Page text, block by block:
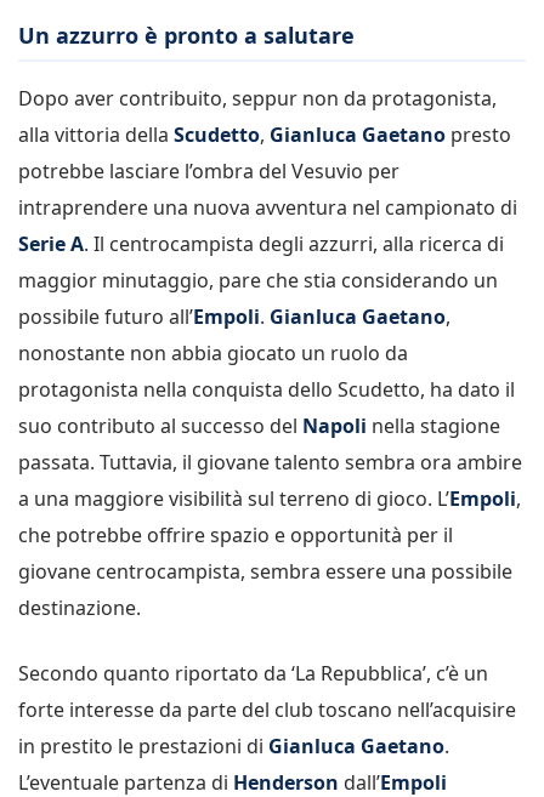
Un azzurro è pronto a salutare
Dopo aver contribuito, seppur non da protagonista,
alla vittoria della Scudetto, Gianluca Gaetano presto
potrebbe lasciare l’ombra del Vesuvio per
intraprendere una nuova avventura nel campionato di
Serie A. Il centrocampista degli azzurri, alla ricerca di
maggior minutaggio, pare che stia considerando un
possibile futuro all’Empoli. Gianluca Gaetano,
nonostante non abbia giocato un ruolo da
protagonista nella conquista dello Scudetto, ha dato il
suo contributo al successo del Napoli nella stagione
passata. Tuttavia, il giovane talento sembra ora ambire
a una maggiore visibilità sul terreno di gioco. L’Empoli,
che potrebbe offrire spazio e opportunità per il
giovane centrocampista, sembra essere una possibile
destinazione.
Secondo quanto riportato da ‘La Repubblica’, c’è un
forte interesse da parte del club toscano nell’acquisire
in prestito le prestazioni di Gianluca Gaetano.
L’eventuale partenza di Henderson dall’Empoli